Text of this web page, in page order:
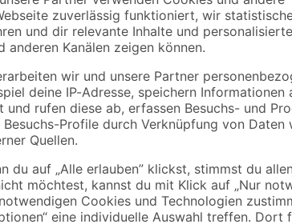
Gießkanne Zink
Englisch-grün lackiert
28 x 13 x 17,5 cm 1,7 l
9 €
grün
geeignet
Der Pflanztopf
sorgfältiger